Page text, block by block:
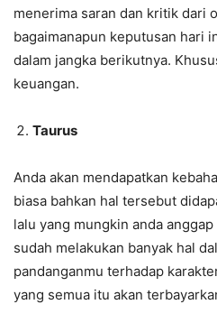
menerima saran dan kritik dari
bagaimanapun keputusan hari
dalam jangka berikutnya.
keuangan.
Taurus
Anda akan mendapatkan
biasa bahkan hal tersebut
lalu yang mungkin anda
sudah melakukan banyak hal
pandanganmu terhadap
yang semua itu akan